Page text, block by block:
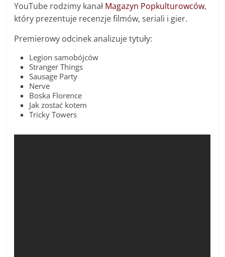
YouTube rodzimy kanał Magazyn Popkulturowców,
który prezentuje recenzje filmów, seriali i gier.
Premierowy odcinek analizuje tytuły:
Legion samobójców
Stranger Things
Sausage Party
Nerve
Boska Florence
Jak zostać kotem
Tricky Towers